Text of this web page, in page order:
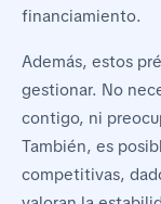
financiamiento.
Además, estos
gestionar. No
contigo, ni
También, es
competitivas,